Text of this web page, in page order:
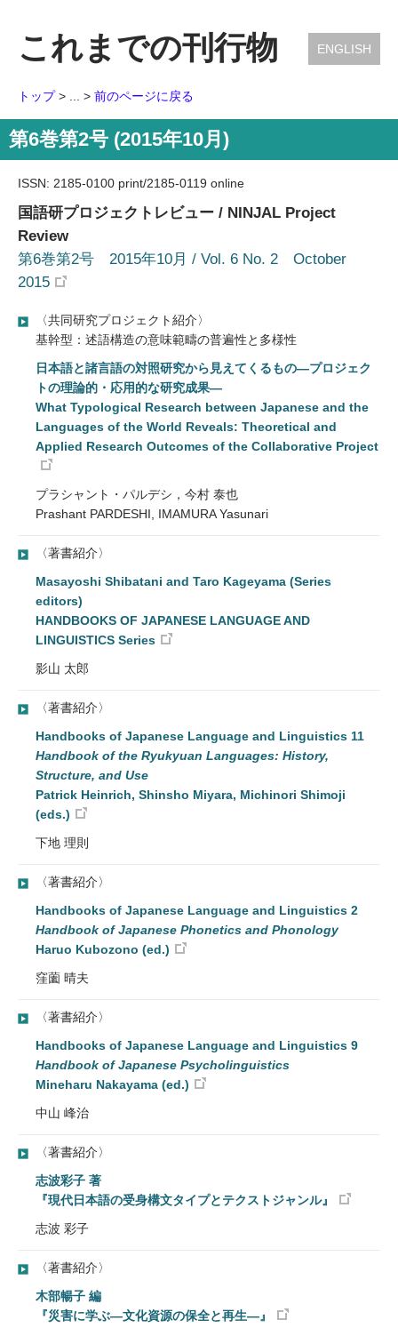
これまでの刊行物 ENGLISH
トップ> ... > 前のページに戻る
第6巻第2号 (2015年10月)
ISSN: 2185-0100 print/2185-0119 online
国語研プロジェクトレビュー / NINJAL Project
Review
第6巻第2号 2015年10月 / Vol. 6 No. 2 October
2015
〈共同研究プロジェクト紹介〉
基幹型：述語構造の意味範疇の普遍性と多様性
日本語と諸言語の対照研究から見えてくるもの―プロジェク
トの理論的・応用的な研究成果―
What Typological Research between Japanese and the
Languages of the World Reveals: Theoretical and
Applied Research Outcomes of the Collaborative Project
プラシャント・パルデシ，今村 泰也
Prashant PARDESHI, IMAMURA Yasunari
〈著書紹介〉
Masayoshi Shibatani and Taro Kageyama (Series
editors)
HANDBOOKS OF JAPANESE LANGUAGE AND
LINGUISTICS Series
影山 太郎
〈著書紹介〉
Handbooks of Japanese Language and Linguistics 11
Handbook of the Ryukyuan Languages: History,
Structure, and Use
Patrick Heinrich, Shinsho Miyara, Michinori Shimoji
(eds.)
下地 理則
〈著書紹介〉
Handbooks of Japanese Language and Linguistics 2
Handbook of Japanese Phonetics and Phonology
Haruo Kubozono (ed.)
窪薗 晴夫
〈著書紹介〉
Handbooks of Japanese Language and Linguistics 9
Handbook of Japanese Psycholinguistics
Mineharu Nakayama (ed.)
中山 峰治
〈著書紹介〉
志波彩子 著
『現代日本語の受身構文タイプとテクストジャンル』
志波 彩子
〈著書紹介〉
木部暢子 編
『災害に学ぶ―文化資源の保全と再生―』